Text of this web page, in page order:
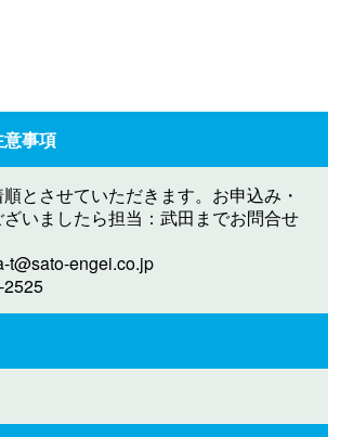
事項
とさせていただきます。お申込み・
いましたら担当：武田までお問合せ
t@sato-engei.co.jp
2525